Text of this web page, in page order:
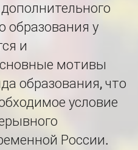
образования у
и
мотивы
образования, что
условие
России.